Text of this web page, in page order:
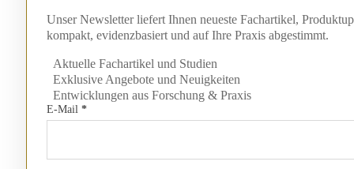
Unser Newsletter liefert Ihnen neueste Fachartikel,
kompakt, evidenzbasiert und auf Ihre Praxis abgestimmt.
Aktuelle Fachartikel und Studien
Exklusive Angebote und Neuigkeiten
Entwicklungen aus Forschung & Praxis
E-Mail *